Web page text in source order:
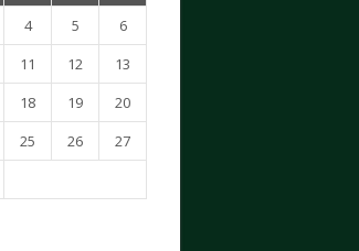
4 5
6
11 12
13
18 19
20
25 26
27